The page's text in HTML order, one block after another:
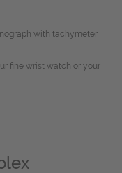
with tachymeter
fine wrist watch or your